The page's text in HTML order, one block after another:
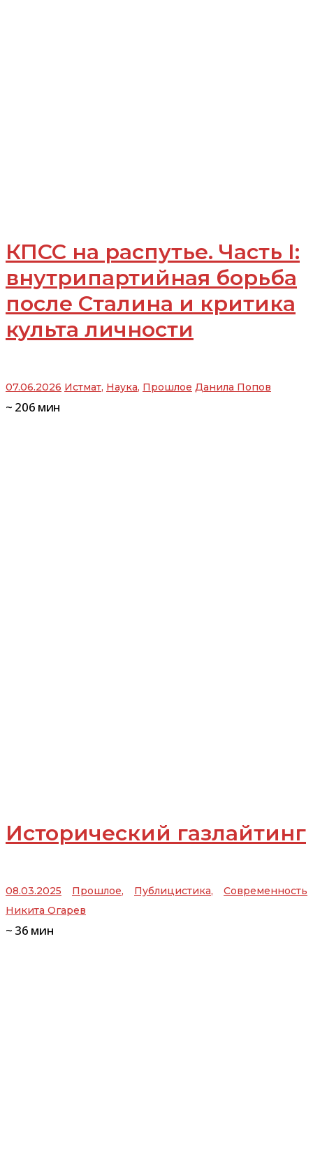
КПСС на распутье. Часть I:
внутрипартийная борьба
после Сталина и критика
культа личности
07.06.2026 Истмат, Наука, Прошлое Данила Попов
~ 206 мин
Исторический газлайтинг
08.03.2025 Прошлое, Публицистика, Современность
Никита Огарев
~ 36 мин